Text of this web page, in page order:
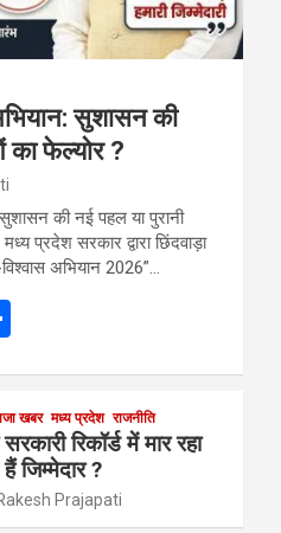
सुशासन की
का फेल्योर ?
की नई पहल या पुरानी
प्रदेश सरकार द्वारा छिंदवाड़ा
अभियान 2026”…
eखबर मध्य प्रदेश राजनीति
रिकॉर्ड में मार रहा
जिम्मेदार ?
Prajapati